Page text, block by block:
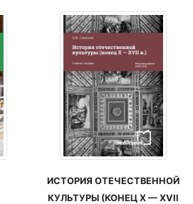
ИСТОРИЯ ОТЕЧЕСТВЕННОЙ
КУЛЬТУРЫ (КОНЕЦ X — XVII